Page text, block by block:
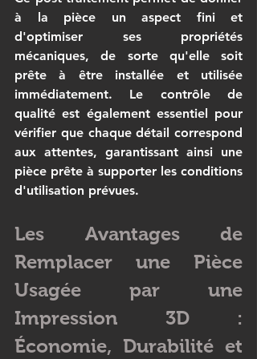
à la pièce un aspect fini et
d'optimiser ses propriétés
mécaniques, de sorte qu'elle soit
prête à être installée et utilisée
immédiatement. Le contrôle de
qualité est également essentiel pour
vérifier que chaque détail correspond
aux attentes, garantissant ainsi une
pièce prête à supporter les conditions
d'utilisation prévues.
Les Avantages de
Remplacer une Pièce
Usagée par une
Impression 3D :
Économie, Durabilité et